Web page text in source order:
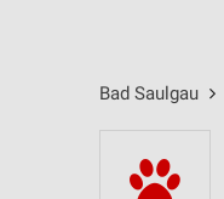
Bad Saulgau